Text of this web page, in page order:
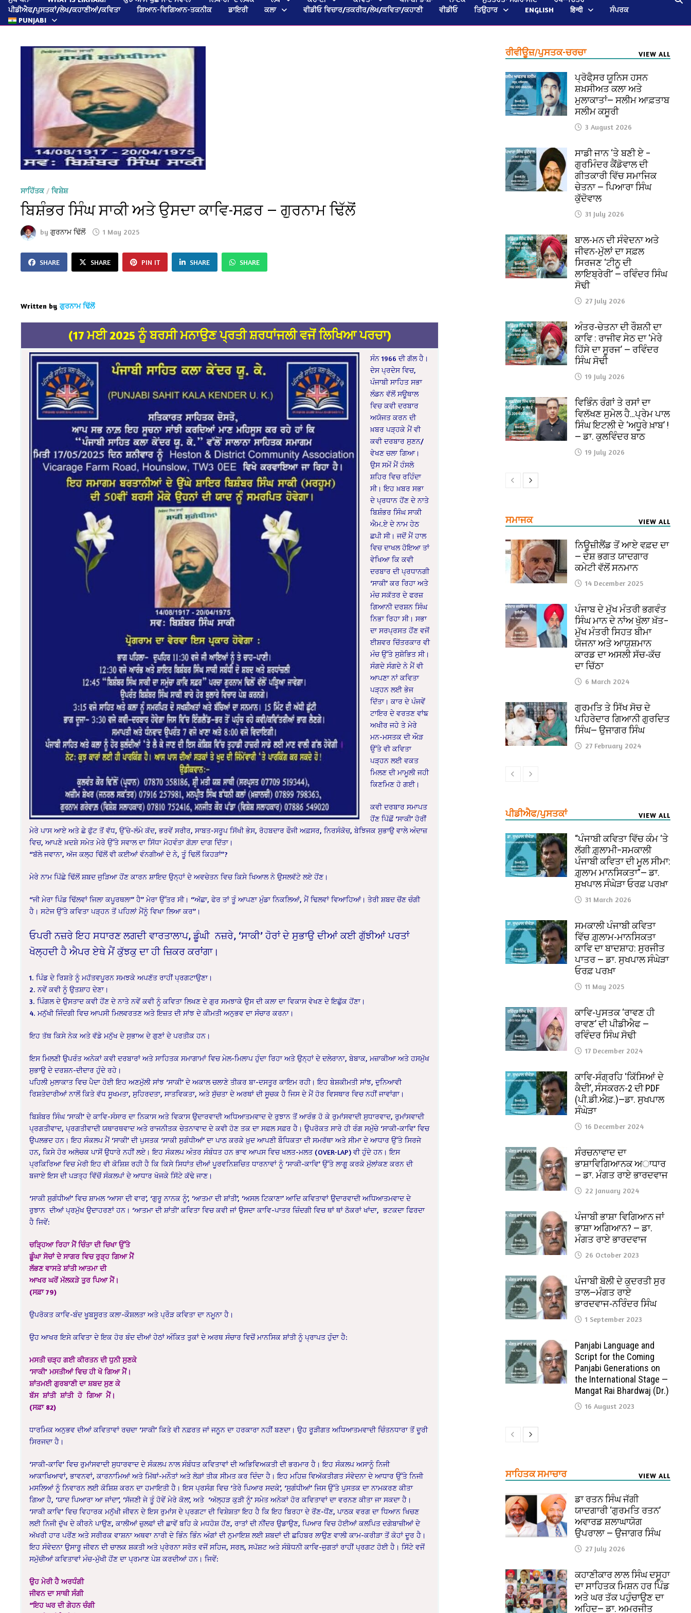
ਪੀਡੀਐਫ/ਪੁਸਤਕਾਂ/ਲੇਖ/ਕਹਾਣੀਆਂ/ਕਵਿਤਾ
ਗਿਆਨ-ਵਿਗਿਆਨ-ਤਕਨੀਕ ਡਾਇਰੀ ਕਲਾ ਵੀਡੀਓ ਵਿਚਾਰ/ਤਕਰੀਰ/ਲੇਖ/ਕਵਿਤਾ/ਕਹਾਣੀ ਵੀਡੀਓ ਤਿਉਹਾਰ ENGLISH हिन्दी
ਸੰਪਰਕ
PUNJABI
ਸਾਹਿੱਤਕ/ਵਿਸ਼ੇਸ਼
ਬਿਸ਼ੰਭਰ ਸਿੰਘ ਸਾਕੀ ਅਤੇ ਉਸਦਾ ਕਾਵਿ-ਸਫ਼ਰ — ਗੁਰਨਾਮ ਢਿੱਲੋਂ
byਗੁਰਨਾਮ ਢਿੱਲੋਂ 1 May 2025
SHARE SHARE PIN IT SHARE SHARE
Written by ਗੁਰਨਾਮ ਢਿੱਲੋਂ
(17 ਮਈ 2025 ਨੂੰ ਬਰਸੀ ਮਨਾਉਣ ਪ੍ਰਤੀ ਸ਼ਰਧਾਂਜਲੀ ਵਜੋਂ ਲਿਖਿਆ ਪਰਚਾ)
ਸੰਨ 1966 ਦੀ ਗੱਲ ਹੈ।
ਦੇਸ ਪ੍ਰਦੇਸ ਵਿਚ,
ਪੰਜਾਬੀ ਸਾਹਿਤ ਸਭਾ
ਲੰਡਨ ਵੱਲੋਂ ਸਊਥਾਲ
ਵਿਚ ਕਵੀ ਦਰਬਾਰ
ਅਯੋਜਤ ਕਰਨ ਦੀ
ਖ਼ਬਰ ਪੜ੍ਹਕੇ ਮੈਂ ਵੀ
ਕਵੀ ਦਰਬਾਰ ਸੁਣਨ/
ਵੇਖਣ ਚਲਾ ਗਿਆ।
ਉਸ ਸਮੇਂ ਮੈਂ ਹੰਸਲੋ
ਸ਼ਹਿਰ ਵਿਚ ਰਹਿੰਦਾ
ਸੀ। ਇਹ ਖ਼ਬਰ ਸਭਾ
ਦੇ ਪ੍ਰਧਾਨ ਹੋਂਣ ਦੇ ਨਾਤੇ
ਬਿਸ਼ੰਭਰ ਸਿੰਘ ਸਾਕੀ
ਐਮ.ਏ ਦੇ ਨਾਮ ਹੇਠ
ਛਪੀ ਸੀ। ਜਦੋਂ ਮੈਂ ਹਾਲ
ਵਿਚ ਦਾਖਲ ਹੋਇਆ ਤਾਂ
ਵੇਖਿਆ ਕਿ ਕਵੀ
ਦਰਬਾਰ ਦੀ ਪ੍ਰਧਾਨਗੀ
‘ਸਾਕੀ’ ਕਰ ਰਿਹਾ ਅਤੇ
ਮੰਚ ਸਕੱਤਰ ਦੇ ਫਰਜ਼
ਗਿਆਨੀ ਦਰਸ਼ਨ ਸਿੰਘ
ਨਿਭਾ ਰਿਹਾ ਸੀ। ਸਭਾ
ਦਾ ਸਰਪ੍ਰਸਤ ਹੋਂਣ ਵਜੋਂ
ਈਸ਼ਵਰ ਚਿੱਤਰਕਾਰ ਵੀ
ਮੰਚ ਉੱਤੇ ਸੁਸ਼ੋਭਿਤ ਸੀ।
ਸੰਗਦੇ ਸੰਗਦੇ ਨੇ ਮੈਂ ਵੀ
ਆਪਣਾ ਨਾਂ ਕਵਿਤਾ
ਪੜ੍ਹਨ ਲਈ ਭੇਜ
ਦਿੱਤਾ। ਕਾਰ ਦੇ ਪੰਜਵੇਂ
ਟਾਇਰ ਦੇ ਵਰਤਣ ਵਾਂਙ
ਅਖੀਰ ਜਹੇ ਤੇ ਮੇਰੇ
ਮਨ-ਮਸਤਕ ਦੀ ਔੜ
ਉੱਤੇ ਵੀ ਕਵਿਤਾ
ਪੜ੍ਹਨ ਲਈ ਵਕਤ
ਮਿਲਣ ਦੀ ਮਾਮੂਲੀ ਜਹੀ
ਕਿਣਮਿਣ ਹੋ ਗਈ।
ਕਵੀ ਦਰਬਾਰ ਸਮਾਪਤ
ਹੋਂਣ ਪਿੱਛੋਂ ‘ਸਾਕੀ’ ਹੋਰੀਂ
ਮੇਰੇ ਪਾਸ ਆਏ ਅਤੇ ਛੇ ਫੁੱਟ ਤੋਂ ਵੱਧ, ਉੱਚੇ-ਲੰਮੇ ਕੱਦ, ਭਰਵੇਂ ਸਰੀਰ, ਸਾਬਤ-ਸਰੂਪ ਸਿੱਖੀ ਭੇਸ, ਰੋਹਬਦਾਰ ਫੌਜੀ ਅਫ਼ਸਰ, ਨਿਰਸੰਕੋਚ, ਬੇਝਿਜਕ ਸੁਭਾਉ ਵਾਲੇ ਅੰਦਾਜ਼
ਵਿਚ, ਆਪਣੇ ਖ਼ਦਸ਼ੇ ਸਮੇਤ ਮੇਰੇ ਉੱਤੇ ਸਵਾਲ ਦਾ ਸਿੱਧਾ ਮੋਹਵੰਤਾ ਗੋਲ਼ਾ ਦਾਗ ਦਿੱਤਾ।
“ਬੱਲੇ ਜਵਾਨਾ, ਅੱਜ ਕਲ੍ਹ ਢਿੱਲੋਂ ਵੀ ਕਈਆਂ ਵੰਨਗੀਆਂ ਦੇ ਨੇ, ਤੂੰ ਢਿਲੋਂ ਕਿਹੜਾਂ”?
ਮੇਰੇ ਨਾਮ ਪਿੱਛੇ ਢਿੱਲੋਂ ਸ਼ਬਦ ਜੁੜਿਆ ਹੋਂਣ ਕਾਰਨ ਸ਼ਾਇਦ ਉਨ੍ਹਾਂ ਦੇ ਅਵਚੇਤਨ ਵਿਚ ਕਿਸੇ ਖਿਆਲ ਨੇ ਉਸਲਵੱਟੇ ਲਏ ਹੋਂਣ।
“ਜੀ ਮੇਰਾ ਪਿੰਡ ਢਿੱਲਵਾਂ ਜਿਲਾ ਕਪੂਰਥਲਾ” ਹੈ” ਮੇਰਾ ਉੱਤਰ ਸੀ। “ਅੱਛਾ, ਫੇਰ ਤਾਂ ਤੂੰ ਆਪਣਾ ਮੁੰਡਾ ਨਿਕਲਿਆਂ, ਮੈਂ ਢਿਲਵਾਂ ਵਿਆਹਿਆਂ। ਤੇਰੀ ਸ਼ਬਦ ਚੋਂਣ ਚੰਗੀ
ਹੈ। ਸਟੇਜ ਉੱਤੇ ਕਵਿਤਾ ਪੜ੍ਹਨ ਤੋਂ ਪਹਿਲਾਂ ਮੈਂਨੂੰ ਵਿਖਾ ਲਿਆ ਕਰ”।
ਓਪਰੀ ਨਜ਼ਰੇ ਇਹ ਸਧਾਰਣ ਲਗਦੀ ਵਾਰਤਾਲਾਪ, ਡੂੰਘੀ ਨਜ਼ਰੇ, ‘ਸਾਕੀ’ ਹੋਰਾਂ ਦੇ ਸੁਭਾਉ ਦੀਆਂ ਕਈ ਗੁੱਝੀਆਂ ਪਰਤਾਂ
ਖੋਲ੍ਹਦੀ ਹੈ ਐਪਰ ਏਥੇ ਮੈਂ ਕੁੱਝਕੁ ਦਾ ਹੀ ਜ਼ਿਕਰ ਕਰਾਂਗਾ।
1. ਪਿੰਡ ਦੇ ਰਿਸ਼ਤੇ ਨੂੰ ਮਹੱਤਵਪੂਰਨ ਸਮਝਕੇ ਅਪਣੱਤ ਰਾਹੀਂ ਪ੍ਰਗਟਾਉਣਾ।
2. ਨਵੇਂ ਕਵੀ ਨੂੰ ਉਤਸ਼ਾਹ ਦੇਣਾ।
3. ਪਿੰਗਲ ਦੇ ਉਸਤਾਦ ਕਵੀ ਹੋਂਣ ਦੇ ਨਾਤੇ ਨਵੇਂ ਕਵੀ ਨੂੰ ਕਵਿਤਾ ਲਿਖਣ ਦੇ ਗੁਰ ਸਮਝਾਕੇ ਉਸ ਦੀ ਕਲਾ ਦਾ ਵਿਕਾਸ ਵੇਖਣ ਦੇ ਇਛੁੱਕ ਹੋਂਣਾ।
4. ਮਨੁੱਖੀ ਜਿੰਦਗੀ ਵਿਚ ਆਪਸੀ ਮਿਲਵਰਤਣ ਅਤੇ ਇਜ਼ਤ ਦੀ ਸਾਂਝ ਦੇ ਕੀਮਤੀ ਅਨੁਭਵ ਦਾ ਸੰਚਾਰ ਕਰਨਾ।
ਇਹ ਤੱਥ ਕਿਸੇ ਨੇਕ ਅਤੇ ਵੱਡੇ ਮਨੁੱਖ ਦੇ ਸੁਭਾਅ ਦੇ ਗੁਣਾਂ ਦੇ ਪਰਤੀਕ ਹਨ।
ਇਸ ਮਿਲਣੀ ਉਪਰੰਤ ਅਨੇਕਾਂ ਕਵੀ ਦਰਬਾਰਾਂ ਅਤੇ ਸਾਹਿਤਕ ਸਮਾਗਾਮਾਂ ਵਿਚ ਮੇਲ-ਮਿਲਾਪ ਹੁੰਦਾ ਰਿਹਾ ਅਤੇ ਉਨ੍ਹਾਂ ਦੇ ਦਲੇਰਾਨਾ, ਬੇਬਾਕ, ਮਜ਼ਾਕੀਆ ਅਤੇ ਹਸਮੁੱਖ
ਸੁਭਾਉ ਦੇ ਦਰਸ਼ਨ-ਦੀਦਾਰ ਹੁੰਦੇ ਰਹੇ।
ਪਹਿਲੀ ਮੁਲਾਕਾਤ ਵਿਚ ਪੈਦਾ ਹੋਈ ਇਹ ਅਣਮੁੱਲੀ ਸਾਂਝ ‘ਸਾਕੀ’ ਦੇ ਅਕਾਲ ਚਲਾਣੇ ਤੀਕਰ ਬਾ-ਦਸਤੂਰ ਕਾਇਮ ਰਹੀ। ਇਹ ਬੇਸ਼ਕੀਮਤੀ ਸਾਂਝ, ਦੁਨਿਆਵੀ
ਰਿਸ਼ਤੇਦਾਰੀਆਂ ਨਾਲੋਂ ਕਿਤੇ ਵੱਧ ਸੂਖਮਤਾ, ਸੁਹਿਰਦਤਾ, ਸਾਤਵਿਕਤਾ, ਅਤੇ ਸੁੱਚਤਾ ਦੇ ਅਰਥਾਂ ਦੀ ਸੂਚਕ ਹੈ ਜਿਸ ਦੇ ਮੈਂ ਹੋਰ ਵਿਸਥਾਰ ਵਿਚ ਨਹੀਂ ਜਾਵਾਂਗਾ।
ਬਿਸ਼ੰਬਰ ਸਿੰਘ ‘ਸਾਕੀ’ ਦੇ ਕਾਵਿ-ਸੰਸਾਰ ਦਾ ਨਿਕਾਸ ਅਤੇ ਵਿਕਾਸ ਉਦਾਰਵਾਦੀ ਅਧਿਆਤਮਵਾਦ ਦੇ ਰੁਝਾਨ ਤੋਂ ਆਰੰਭ ਹੋ ਕੇ ਰੁਮਾਂਸਵਾਦੀ ਸੁਧਾਰਵਾਦ, ਰੁਮਾਂਸਵਾਦੀ
ਪ੍ਰਗਤੀਵਾਦ, ਪ੍ਰਗਤੀਵਾਦੀ ਯਥਾਰਥਵਾਦ ਅਤੇ ਰਾਜਨੀਤਕ ਚੇਤਨਾਵਾਦ ਦੇ ਕਵੀ ਹੋਣ ਤਕ ਦਾ ਸਫਲ ਸਫ਼ਰ ਹੈ। ਉਪਰੋਕਤ ਸਾਰੇ ਹੀ ਰੰਗ ਸਮੁੱਚੇ ‘ਸਾਕੀ-ਕਾਵਿ’ ਵਿਚ
ਉਪਲਭਦ ਹਨ। ਇਹ ਸੰਕਲਪ ਮੈਂ ‘ਸਾਕੀ’ ਦੀ ਪੁਸਤਕ ‘ਸਾਕੀ ਸੁਗੰਧੀਆਂ’ ਦਾ ਪਾਠ ਕਰਕੇ ਖ਼ੁਦ ਆਪਣੀ ਬੌਧਿਕਤਾ ਦੀ ਸਮਰੱਥਾ ਅਤੇ ਸੀਮਾ ਦੇ ਆਧਾਰ ਉੱਤੇ ਸਿਰਜੇ
ਹਨ, ਕਿਸੇ ਹੋਰ ਅਲੋਚਕ ਪਾਸੋਂ ਉਧਾਰੇ ਨਹੀਂ ਲਏ। ਇਹ ਸੰਕਲਪ ਅੰਤਰ ਸੰਬੰਧਤ ਹਨ ਭਾਵ ਆਪਸ ਵਿਚ ਖਲਤ-ਮਲਤ (OVER-LAP) ਵੀ ਹੁੰਦੇ ਹਨ। ਇਸ
ਪ੍ਰਕਿਰਿਆ ਵਿਚ ਮੇਰੀ ਇਹ ਵੀ ਕੋਸ਼ਿਸ਼ ਰਹੀ ਹੈ ਕਿ ਕਿਸੇ ਸਿਧਾਂਤ ਦੀਆਂ ਪੂਰਵਨਿਸ਼ਚਿਤ ਧਾਰਨਾਵਾਂ ਨੂੰ ‘ਸਾਕੀ-ਕਾਵਿ’ ਉੱਤੇ ਲਾਗੂ ਕਰਕੇ ਮੁੱਲਾਂਕਣ ਕਰਨ ਦੀ
ਬਜਾਏ ਇਸ ਦੀ ਪੜਤ੍ਹ ਵਿੱਚੋਂ ਸੰਕਲਪਾਂ ਦੇ ਆਧਾਰ ਖੋਜਕੇ ਸਿੱਟੇ ਕੱਢੇ ਜਾਣ।
‘ਸਾਕੀ ਸੁਗੰਧੀਆਂ’ ਵਿਚ ਸ਼ਾਮਲ ‘ਆਸਾ ਦੀ ਵਾਰ’, ‘ਗੁਰੂ ਨਾਨਕ ਨੂੰ’, ‘ਆਤਮਾ ਦੀ ਸ਼ਾਂਤੀ’, ‘ਅਸਲ ਟਿਕਾਣਾ’ ਆਦਿ ਕਵਿਤਾਵਾਂ ਉਦਾਰਵਾਦੀ ਅਧਿਆਤਮਵਾਦ ਦੇ
ਰੁਝਾਨ ਦੀਆਂ ਪ੍ਰਮੁੱਖ ਉਦਾਹਰਣਾਂ ਹਨ। ‘ਆਤਮਾ ਦੀ ਸ਼ਾਂਤੀ’ ਕਵਿਤਾ ਵਿਚ ਕਵੀ ਜਾਂ ਉਸਦਾ ਕਾਵਿ-ਪਾਤਰ ਜ਼ਿੰਦਗੀ ਵਿਚ ਥਾਂ ਥਾਂ ਠੋਕਰਾਂ ਖਾਂਦਾ, ਭਟਕਦਾ ਫਿਰਦਾ
ਹੈ ਜਿਵੇਂ:
ਚੜ੍ਹਿਆ ਰਿਹਾ ਮੈਂ ਚਿੰਤਾ ਦੀ ਚਿਖਾ ਉੱਤੇ
ਡੂੰਘਾ ਸੋਚਾਂ ਦੇ ਸਾਗਰ ਵਿਚ ਰੁੜ੍ਹ ਗਿਆ ਮੈਂ
ਲੱਭਣ ਵਾਸਤੇ ਸ਼ਾਂਤੀ ਆਤਮਾ ਦੀ
ਆਖਰ ਘਰੋਂ ਮੱਲਕੜੇ ਤੁਰ ਪਿਆ ਮੈਂ।
(ਸਫ਼ਾ 79)
ਉਪਰੋਕਤ ਕਾਵਿ-ਬੰਦ ਖੂਬਸੂਰਤ ਕਲਾ-ਕੌਸ਼ਲਤਾ ਅਤੇ ਪ੍ਰੌੜ ਕਵਿਤਾ ਦਾ ਨਮੂਨਾ ਹੈ।
ਉਹ ਆਖਰ ਇਸੇ ਕਵਿਤਾ ਦੇ ਇਕ ਹੋਰ ਬੰਦ ਦੀਆਂ ਹੇਠਾਂ ਅੰਕਿਤ ਤੁਕਾਂ ਦੇ ਅਰਥ ਸੰਚਾਰ ਵਿਚੋਂ ਮਾਨਸਿਕ ਸ਼ਾਂਤੀ ਨੂੰ ਪ੍ਰਾਪਤ ਹੁੰਦਾ ਹੈ:
ਮਸਤੀ ਚੜ੍ਹ ਗਈ ਕੀਰਤਨ ਦੀ ਧੁਨੀ ਸੁਣਕੇ
‘ਸਾਕੀ’ ਮਸਤੀਆਂ ਵਿਚ ਹੀ ਖੋ ਗਿਆ ਮੈਂ।
ਸ਼ਾਂਤਮਈ ਗੁਰਬਾਣੀ ਦਾ ਸ਼ਬਦ ਸੁਣ ਕੇ
ਬੱਸ ਸ਼ਾਂਤੀ ਸ਼ਾਂਤੀ ਹੋ ਗਿਆ ਮੈਂ।
(ਸਫ਼ਾ 82)
ਧਾਰਮਿਕ ਅਨੁਭਵ ਦੀਆਂ ਕਵਿਤਾਵਾਂ ਰਚਦਾ ‘ਸਾਕੀ’ ਕਿਤੇ ਵੀ ਨਫ਼ਰਤ ਜਾਂ ਜਨੂਨ ਦਾ ਹਰਕਾਰਾ ਨਹੀਂ ਬਣਦਾ। ਉਹ ਰੂੜੀਗਤ ਅਧਿਆਤਮਵਾਦੀ ਚਿੰਤਨਧਾਰਾ ਤੋਂ ਦੂਰੀ
ਸਿਰਜਦਾ ਹੈ।
‘ਸਾਕੀ-ਕਾਵਿ’ ਵਿਚ ਰੁਮਾਂਸਵਾਦੀ ਸੁਧਾਰਵਾਦ ਦੇ ਸੰਕਲਪ ਨਾਲ ਸੰਬੰਧਤ ਕਵਿਤਾਵਾਂ ਦੀ ਅਭਿਵਿਅਕਤੀ ਦੀ ਭਰਮਾਰ ਹੈ। ਇਹ ਸੰਕਲਪ ਅਸਾਨੂੰ ਨਿਜੀ
ਆਕਾਖਿਆਵਾਂ, ਭਾਵਨਵਾਂ, ਕਾਰਨਾਮਿਆਂ ਅਤੇ ਮਿੱਥਾਂ-ਮਨੌਤਾਂ ਅਤੇ ਲੋੜਾਂ ਤੀਕ ਸੀਮਤ ਕਰ ਦਿੰਦਾ ਹੈ। ਇਹ ਮਹਿਜ਼ ਵਿਅੱਕਤੀਗਤ ਸੰਵੇਦਨਾ ਦੇ ਆਧਾਰ ਉੱਤੇ ਨਿਜੀ
ਮਸਲਿਆਂ ਨੂੰ ਨਿਵਾਰਨ ਲਈ ਕੋਸ਼ਿਸ਼ ਕਰਨ ਦਾ ਹਮਾਇਤੀ ਹੈ। ਇਸ ਪ੍ਰਸੰਗ ਵਿਚ ‘ਤੇਰੇ ਪਿਆਰ ਸਦਕੇ’, ‘ਸੁਗੰਧੀਆਂ’ ਜਿਸ ਉੱਤੇ ਪੁਸਤਕ ਦਾ ਨਾਮਕਰਣ ਕੀਤਾ
ਗਿਆ ਹੈ, ‘ਯਾਦ ਪਿਆਰਾ ਆ ਜਾਂਦਾ’, ‘ਸੱਜਣੀ ਜੇ ਤੂੰ ਹੋਵੇਂ ਮੇਰੇ ਕੋਲ’, ਅਤੇ ‘ਅੱਲ੍ਹੜ ਕੁੜੀ ਨੂੰ’ ਸਮੇਤ ਅਨੇਕਾਂ ਹੋਰ ਕਵਿਤਾਵਾਂ ਦਾ ਵਰਨਣ ਕੀਤਾ ਜਾ ਸਕਦਾ ਹੈ।
‘ਸਾਕੀ ਕਾਵਿ’ ਵਿਚ ਵਿਹਾਰਕ ਮਨੁੱਖੀ ਜੀਵਨ ਦੇ ਇਸ ਰੁਮਾਂਸ ਦੇ ਪ੍ਰਗਟਾ ਦੀ ਵਿਸ਼ੇਸ਼ਤਾ ਇਹ ਹੈ ਕਿ ਇਹ ਬਿਰਹਾ ਦੇ ਰੋਂਣ-ਧੋਂਣ, ਪਾਠਕ ਵਰਗ ਦਾ ਧਿਆਨ ਖਿਚਣ
ਲਈ ਨਿਜੀ ਦੁੱਖ ਦੇ ਕੀਰਨੇ ਪਾਉਣ, ਕਾਲੀਆਂ ਜ਼ੁਲਫਾਂ ਦੀ ਛਾਵੇਂ ਬਹਿ ਕੇ ਮਧਹੋਸ਼ ਹੋਂਣ, ਰਾਤਾਂ ਦੀ ਨੀਂਦਰ ਉਡਾਉਣ, ਪਿਆਰ ਵਿਚ ਹੋਈਆਂ ਕਲਪਿਤ ਦਗੇਬਾਜ਼ੀਆਂ ਦੇ
ਅੱਖਰੀ ਹਾਰ ਪਰੋਂਣ ਅਤੇ ਸਰੀਰਕ ਵਾਸ਼ਨਾ ਅਥਵਾ ਨਾਰੀ ਦੇ ਭਿੰਨ ਭਿੰਨ ਅੰਗਾਂ ਦੀ ਨੁਮਾਇਸ਼ ਲਈ ਸ਼ਬਦਾਂ ਦੀ ਛਹਿਬਰ ਲਾਉਣ ਵਾਲੀ ਕਾਮ-ਕਰੀੜਾ ਤੋਂ ਕੋਹਾਂ ਦੂਰ ਹੈ।
ਇਹ ਸੰਵੇਦਨਾ ਉਸਾਰੂ ਜੀਵਨ ਦੀ ਚਾਲਕ ਸ਼ਕਤੀ ਅਤੇ ਪ੍ਰੇਰਨਾ ਸਰੋਤ ਵਜੋਂ ਸਹਿਜ, ਸਰਲ, ਸਪੱਸ਼ਟ ਅਤੇ ਸੰਬੋਧਨੀ ਕਾਵਿ-ਜੁਗਤਾਂ ਰਾਹੀਂ ਪ੍ਰਗਟ ਹੋਈ ਹੈ। ਸਿੱਟੇ ਵਜੋਂ
ਸਮੁੱਚੀਆਂ ਕਵਿਤਾਵਾਂ ਮੰਚ-ਮੁੱਖੀ ਹੋਂਣ ਦਾ ਪ੍ਰਮਾਣ ਪੇਸ਼ ਕਰਦੀਆਂ ਹਨ। ਜਿਵੇਂ:
ਉਹ ਮੇਰੀ ਹੈ ਅਰਧੰਗੀ
ਜੀਵਨ ਦਾ ਸਾਥੀ ਸੰਗੀ
“ਇਹ ਘਰ ਦੀ ਗੇਹਨ ਚੰਗੀ
ਰੀਵੀਊਜ਼/ਪੁਸਤਕ-ਚਰਚਾ VIEW ALL
ਪ੍ਰੋਫੈ਼ਸਰ ਯੂਨਿਸ ਹਸਨ
ਸ਼ਖ਼ਸੀਅਤ ਕਲਾ ਅਤੇ
ਮੁਲਾਕਾਤਾਂ— ਸਲੀਮ ਆਫ਼ਤਾਬ
ਸਲੀਮ ਕਸੂਰੀ
3 August 2026
ਸਾਡੀ ਜਾਨ ‘ਤੇ ਬਣੀ ਏ –
ਗੁਰਮਿੰਦਰ ਕੈਂਡੋਵਾਲ ਦੀ
ਗੀਤਕਾਰੀ ਵਿੱਚ ਸਮਾਜਿਕ
ਚੇਤਨਾ — ਪਿਆਰਾ ਸਿੰਘ
ਕੁੱਦੋਵਾਲ
31 July 2026
ਬਾਲ-ਮਨ ਦੀ ਸੰਵੇਦਨਾ ਅਤੇ
ਜੀਵਨ-ਮੁੱਲਾਂ ਦਾ ਸਫ਼ਲ
ਸਿਰਜਣ ‘ਟੀਨੂ ਦੀ
ਲਾਇਬ੍ਰੇਰੀ’ — ਰਵਿੰਦਰ ਸਿੰਘ
ਸੋਢੀ
27 July 2026
ਅੰਤਰ-ਚੇਤਨਾ ਦੀ ਰੌਸ਼ਨੀ ਦਾ
ਕਾਵਿ : ਰਾਜੀਵ ਸੇਠ ਦਾ ‘ਮੇਰੇ
ਹਿੱਸੇ ਦਾ ਸੂਰਜ’ — ਰਵਿੰਦਰ
ਸਿੰਘ ਸੋਢੀ
19 July 2026
ਵਿਭਿੰਨ ਰੰਗਾਂ ਤੇ ਰਸਾਂ ਦਾ
ਵਿਲੱਖਣ ਸੁਮੇਲ ਹੈ…ਪ੍ਰੇਮ ਪਾਲ
ਸਿੰਘ ਇਟਲੀ ਦੇ ‘ਅਧੂਰੇ ਖ਼ਾਬ’ !
— ਡਾ. ਕੁਲਵਿੰਦਰ ਬਾਠ
19 July 2026
ਸਮਾਜਕ VIEW ALL
ਨਿਊਜ਼ੀਲੈਂਡ ਤੋਂ ਆਏ ਵਫ਼ਦ ਦਾ
— ਦੇਸ਼ ਭਗਤ ਯਾਦਗਾਰ
ਕਮੇਟੀ ਵੱਲੋਂ ਸਨਮਾਨ
14 December 2025
ਪੰਜਾਬ ਦੇ ਮੁੱਖ ਮੰਤਰੀ ਭਗਵੰਤ
ਸਿੰਘ ਮਾਨ ਦੇ ਨਾਂਅ ਖੁੱਲਾ ਖ਼ੱਤ–
ਮੁੱਖ ਮੰਤਰੀ ਸਿਹਤ ਬੀਮਾ
ਯੋਜਨਾ ਅਤੇ ਆਯੁਸ਼ਮਾਨ
ਕਾਰਡ ਦਾ ਅਸਲੀ ਸੱਚ-ਕੱਚ
ਦਾ ਚਿੱਠਾ
6 March 2024
ਗੁਰਮਤਿ ਤੇ ਸਿੱਖ ਸੋਚ ਦੇ
ਪਹਿਰੇਦਾਰ ਗਿਆਨੀ ਗੁਰਦਿਤ
ਸਿੰਘ— ਉਜਾਗਰ ਸਿੰਘ
27 February 2024
ਪੀਡੀਐਫ/ਪੁਸਤਕਾਂ VIEW ALL
“ਪੰਜਾਬੀ ਕਵਿਤਾ ਵਿੱਚ ਕੰਮ ‘ਤੇ
ਲੱਗੀ ਗ਼ੁਲਾਮੀ–ਸਮਕਾਲੀ
ਪੰਜਾਬੀ ਕਵਿਤਾ ਦੀ ਮੂਲ ਸੀਮਾ:
ਗ਼ੁਲਾਮ ਮਾਨਸਿਕਤਾ”— ਡਾ.
ਸੁਖਪਾਲ ਸੰਘੇੜਾ ਓਰਫ਼ ਪਰਖ਼ਾ
31 March 2026
ਸਮਕਾਲੀ ਪੰਜਾਬੀ ਕਵਿਤਾ
ਵਿੱਚ ਗ਼ੁਲਾਮ-ਮਾਨਸਿਕਤਾ
ਕਾਵਿ ਦਾ ਬਾਦਸ਼ਾਹ: ਸੁਰਜੀਤ
ਪਾਤਰ — ਡਾ. ਸੁਖਪਾਲ ਸੰਘੇੜਾ
ਓਰਫ਼ ਪਰਖ਼ਾ
11 May 2025
ਕਾਵਿ-ਪੁਸਤਕ ‘ਰਾਵਣ ਹੀ
ਰਾਵਣ’ ਦੀ ਪੀਡੀਐਫ —
ਰਵਿੰਦਰ ਸਿੰਘ ਸੋਢੀ
17 December 2024
ਕਾਵਿ-ਸੰਗ੍ਰਹਿ ‘ਕਿੱਸਿਆਂ ਦੇ
ਕੈਦੀ’, ਸੰਸਕਰਨ-2 ਦੀ PDF
(ਪੀ.ਡੀ.ਐਫ਼.)—ਡਾ. ਸੁਖਪਾਲ
ਸੰਘੇੜਾ
16 December 2024
ਸੰਰਚਨਾਵਾਦ ਦਾ
ਭਾਸ਼ਾਵਿਗਿਆਨਕ ਅਾਧਾਰ
— ਡਾ. ਮੰਗਤ ਰਾਏ ਭਾਰਦਵਾਜ
22 January 2024
ਪੰਜਾਬੀ ਭਾਸ਼ਾ ਵਿਗਿਆਨ ਜਾਂ
ਭਾਸ਼ਾ ਅਗਿਆਨ? — ਡਾ.
ਮੰਗਤ ਰਾਏ ਭਾਰਦਵਾਜ
26 October 2023
ਪੰਜਾਬੀ ਬੋਲੀ ਦੇ ਕੁਦਰਤੀ ਸੁਰ
ਤਾਲ—ਮੰਗਤ ਰਾਏ
ਭਾਰਦਵਾਜ-ਨਰਿੰਦਰ ਸਿੰਘ
1 September 2023
Panjabi Language and
Script for the Coming
Panjabi Generations on
the International Stage —
Mangat Rai Bhardwaj (Dr.)
16 August 2023
ਸਾਹਿਤਕ ਸਮਾਚਾਰ VIEW ALL
ਡਾ ਰਤਨ ਸਿੰਘ ਜੱਗੀ
ਯਾਦਗਾਰੀ ‘ਗੁਰਮਤਿ ਰਤਨ’
ਅਵਾਰਡ ਸ਼ਲਾਘਾਯੋਗ
ਉਪਰਾਲਾ — ਉਜਾਗਰ ਸਿੰਘ
27 July 2026
ਕਹਾਣੀਕਾਰ ਲਾਲ ਸਿੰਘ ਦਸੂਹਾ
ਦਾ ਸਾਹਿਤਕ ਮਿਸ਼ਨ ਹਰ ਪਿੰਡ
ਅਤੇ ਘਰ ਤੱਕ ਪਹੁੰਚਾਉਣ ਦਾ
ਅਹਿਦ— ਡਾ. ਅਮਰਜੀਤ